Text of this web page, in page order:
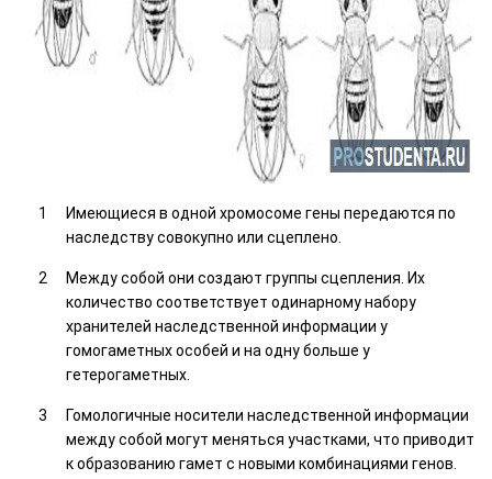
Имеющиеся в одной хромосоме гены передаются по
наследству совокупно или сцеплено.
Между собой они создают группы сцепления. Их
количество соответствует одинарному набору
хранителей наследственной информации у
гомогаметных особей и на одну больше у
гетерогаметных.
Гомологичные носители наследственной информации
между собой могут меняться участками, что приводит
к образованию гамет с новыми комбинациями генов.